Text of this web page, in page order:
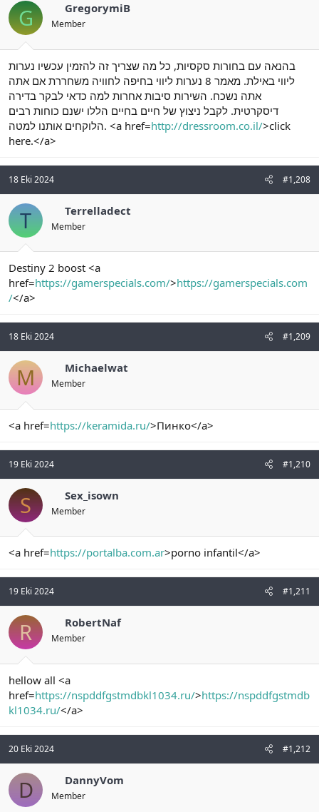
G GregorymiB
Member
בהנאה עם בחורות סקסיות, כל מה שצריך זה להזמין עכשיו נערות
ליווי באילת. מאמר 8 נערות ליווי בחיפה לחוויה משחררת אם אתה
אתה נשכח. השירות סיבות אחרות למה כדאי לבקר בדירה
דיסקרטית. לקבל ניצוץ של חיים בחיים הללו ישנם כוחות רבים
הלוקחים אותנו למטה. <a href=http://dressroom.co.il/>click
here.</a>
18 Eki 2024 #1,208
T Terrelladect
Member
Destiny 2 boost <a
href=https://gamerspecials.com/>https://gamerspecials.com
/</a>
18 Eki 2024 #1,209
M Michaelwat
Member
<a href=https://keramida.ru/>Пинко</a>
19 Eki 2024 #1,210
S Sex_isown
Member
<a href=https://portalba.com.ar>porno infantil</a>
19 Eki 2024 #1,211
R RobertNaf
Member
hellow all <a
href=https://nspddfgstmdbkl1034.ru/>https://nspddfgstmdb
kl1034.ru/</a>
20 Eki 2024 #1,212
D DannyVom
Member